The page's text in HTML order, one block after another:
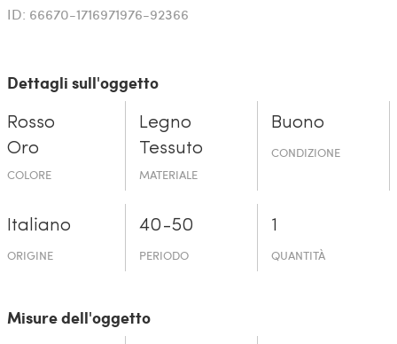
ID: 66670-1716971976-92366
Dettagli sull'oggetto
Rosso
Oro
COLORE
Legno
Tessuto
MATERIALE
Buono
CONDIZIONE
Italiano
ORIGINE
40-50
PERIODO
1
QUANTITÀ
Misure dell'oggetto